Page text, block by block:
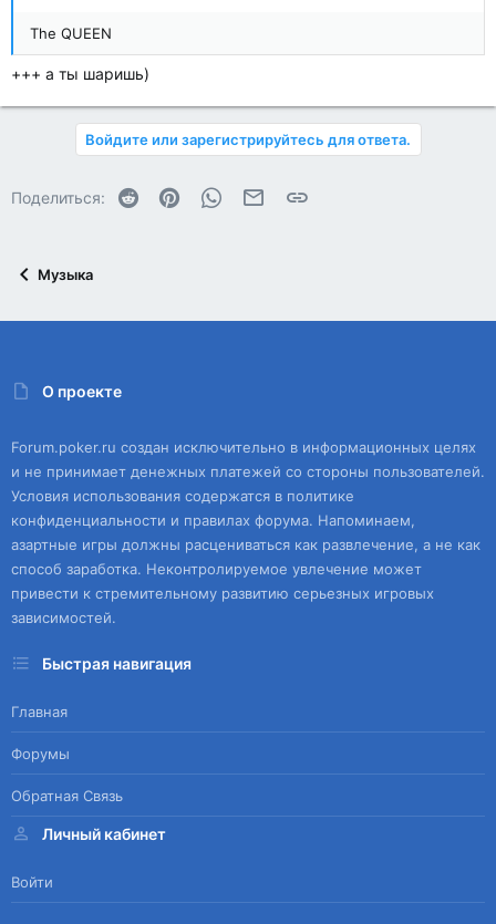
The QUEEN
+++ а ты шаришь)
Войдите или зарегистрируйтесь для ответа.
Поделиться: Reddit PinterestWhatsAppЭлектронная почта
Ссылка
Музыка
О проекте
Forum.poker.ru создан исключительно в информационных целях
и не принимает денежных платежей со стороны пользователей.
Условия использования содержатся в политике
конфиденциальности и правилах форума. Напоминаем,
азартные игры должны расцениваться как развлечение, а не как
способ заработка. Неконтролируемое увлечение может
привести к стремительному развитию серьезных игровых
зависимостей.
Быстрая навигация
Главная
Форумы
Обратная Связь
Личный кабинет
Войти